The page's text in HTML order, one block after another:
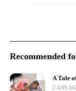
Recommended
A Tale
2 ANS